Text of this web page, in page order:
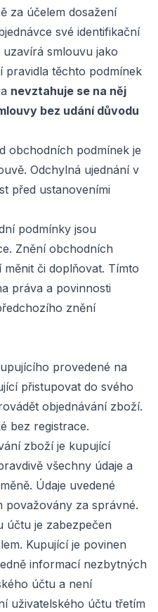
za účelem dosažení
své identifikační
smlouvu jako
pravidla těchto podmínek
nevztahuje se na něj
bez udání důvodu
obchodních podmínek je
Odchylná ujednání v
před ustanoveními
podmínky jsou
Znění obchodních
či doplňovat. Tímto
práva a povinnosti
znění
provedené na
přistupovat do svého
objednávání zboží.
bez registrace.
zboží je kupující
všechny údaje a
Údaje uvedené
považovány za správné.
účtu je zabezpečen
Kupující je povinen
informací nezbytných
účtu a není
uživatelského účtu třetím